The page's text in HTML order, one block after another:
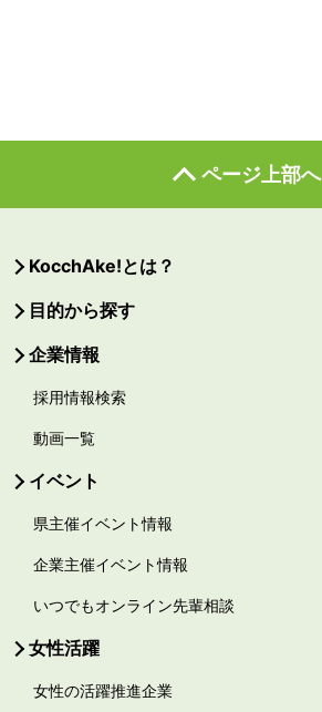
ページ上部へ
KocchAke!とは？
目的から探す
企業情報
採用情報検索
動画一覧
イベント
県主催イベント情報
企業主催イベント情報
いつでもオンライン先輩相談
女性活躍
女性の活躍推進企業